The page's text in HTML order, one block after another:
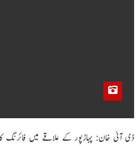
ڈی آئی خان: پہاڑپور کے علاقے میں فائرنگ کا